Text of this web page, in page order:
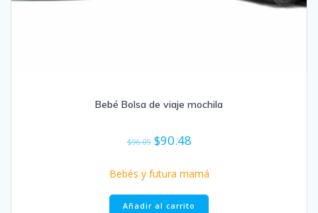
Bebé Bolsa de viaje mochila
$96.09 El
original
$96.09.
$90.48El
actual
$90.48.
Bebés y futura mamá
Añadir al carrito